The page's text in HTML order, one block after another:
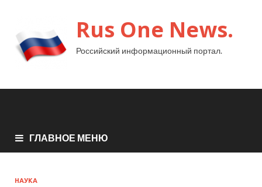
Rus One News.
Российский информационный портал.
ГЛАВНОЕ МЕНЮ
НАУКА